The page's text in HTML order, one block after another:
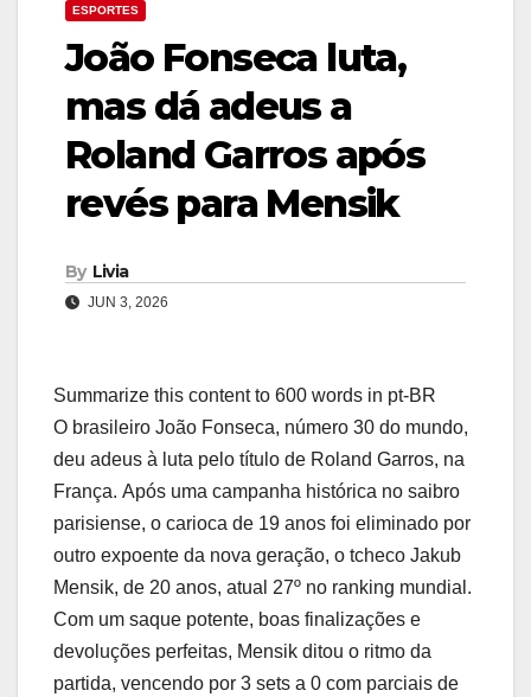
ESPORTES
João Fonseca luta,
mas dá adeus a
Roland Garros após
revés para Mensik
By Livia
JUN 3, 2026
Summarize this content to 600 words in pt-BR
O brasileiro João Fonseca, número 30 do mundo,
deu adeus à luta pelo título de Roland Garros, na
França. Após uma campanha histórica no saibro
parisiense, o carioca de 19 anos foi eliminado por
outro expoente da nova geração, o tcheco Jakub
Mensik, de 20 anos, atual 27º no ranking mundial.
Com um saque potente, boas finalizações e
devoluções perfeitas, Mensik ditou o ritmo da
partida, vencendo por 3 sets a 0 com parciais de